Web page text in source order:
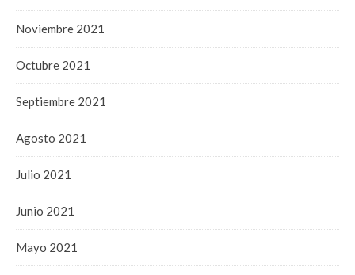
Noviembre 2021
Octubre 2021
Septiembre 2021
Agosto 2021
Julio 2021
Junio 2021
Mayo 2021